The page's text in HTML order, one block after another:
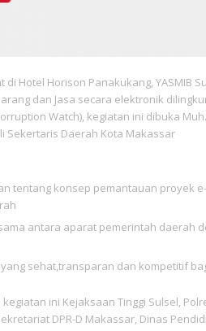
di Hotel Horison Panakukang,
dan Jasa secara elektronik
Watch), kegiatan ini dibuka
Sekertaris Daerah Kota Makassar
tentang konsep pemantauan proyek
antara aparat pemerintah daerah
sehat,transparan dan kompetitif
ini Kejaksaan Tinggi Sulsel,
DPR-D Makassar, Dinas